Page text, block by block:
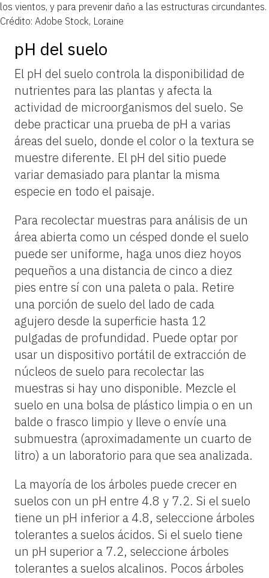
los vientos, y para prevenir daño a las estructuras circundantes.
Crédito: Adobe Stock, Loraine
pH del suelo
El pH del suelo controla la disponibilidad de
nutrientes para las plantas y afecta la
actividad de microorganismos del suelo. Se
debe practicar una prueba de pH a varias
áreas del suelo, donde el color o la textura se
muestre diferente. El pH del sitio puede
variar demasiado para plantar la misma
especie en todo el paisaje.
Para recolectar muestras para análisis de un
área abierta como un césped donde el suelo
puede ser uniforme, haga unos diez hoyos
pequeños a una distancia de cinco a diez
pies entre sí con una paleta o pala. Retire
una porción de suelo del lado de cada
agujero desde la superficie hasta 12
pulgadas de profundidad. Puede optar por
usar un dispositivo portátil de extracción de
núcleos de suelo para recolectar las
muestras si hay uno disponible. Mezcle el
suelo en una bolsa de plástico limpia o en un
balde o frasco limpio y lleve o envíe una
submuestra (aproximadamente un cuarto de
litro) a un laboratorio para que sea analizada.
La mayoría de los árboles puede crecer en
suelos con un pH entre 4.8 y 7.2. Si el suelo
tiene un pH inferior a 4.8, seleccione árboles
tolerantes a suelos ácidos. Si el suelo tiene
un pH superior a 7.2, seleccione árboles
tolerantes a suelos alcalinos. Pocos árboles